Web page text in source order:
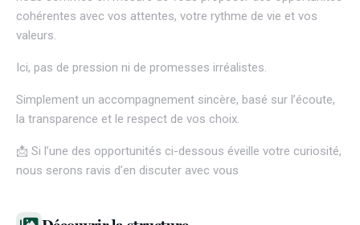
cohérentes avec vos attentes, votre rythme de vie et vos
valeurs.
Ici, pas de pression ni de promesses irréalistes.
Simplement un accompagnement sincère, basé sur l’écoute,
la transparence et le respect de vos choix.
📩 Si l’une des opportunités ci-dessous éveille votre curiosité,
nous serons ravis d’en discuter avec vous